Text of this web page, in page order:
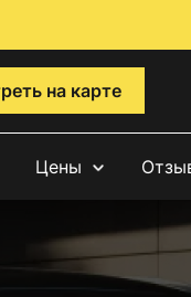
на карте
Цены